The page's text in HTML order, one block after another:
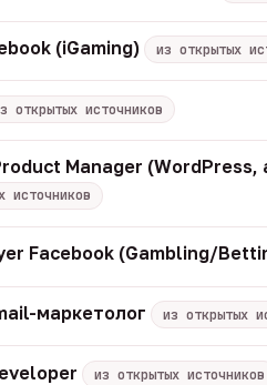
(iGaming) из открытых
открытых источников
Manager (WordPress,
источников
Facebook (Gambling/
маркетолог из открытых
из открытых источников